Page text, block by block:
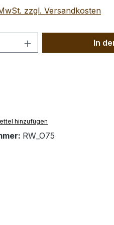
zzgl. Versandkosten
Anzahl: Gib den
In
hinzufügen
RW_O75